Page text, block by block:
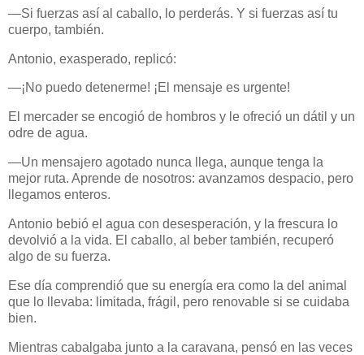
—Si fuerzas así al caballo, lo perderás. Y si fuerzas así tu
cuerpo, también.
Antonio, exasperado, replicó:
—¡No puedo detenerme! ¡El mensaje es urgente!
El mercader se encogió de hombros y le ofreció un dátil y un
odre de agua.
—Un mensajero agotado nunca llega, aunque tenga la
mejor ruta. Aprende de nosotros: avanzamos despacio, pero
llegamos enteros.
Antonio bebió el agua con desesperación, y la frescura lo
devolvió a la vida. El caballo, al beber también, recuperó
algo de su fuerza.
Ese día comprendió que su energía era como la del animal
que lo llevaba: limitada, frágil, pero renovable si se cuidaba
bien.
Mientras cabalgaba junto a la caravana, pensó en las veces